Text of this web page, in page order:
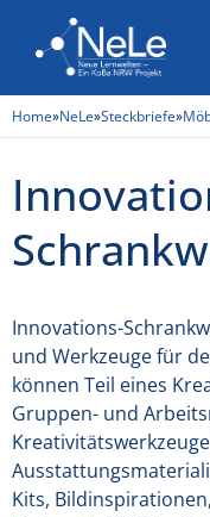
Home»NeLe»Steckbriefe»
Innovations-
und Werkzeuge für
können Teil eines
Gruppen- und
Kits,